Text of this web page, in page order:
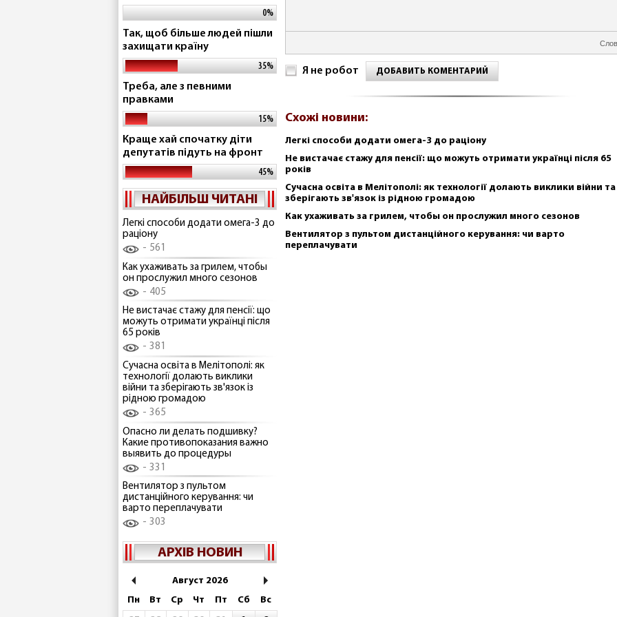
0%
Так, щоб більше людей пішли
захищати країну
35%
Треба, але з певними
правками
15%
Краще хай спочатку діти
депутатів підуть на фронт
45%
НАЙБІЛЬШ ЧИТАНІ
Легкі способи додати омега-3 до
раціону
561
Как ухаживать за грилем, чтобы
он прослужил много сезонов
405
Не вистачає стажу для пенсії: що
можуть отримати українці після
65 років
381
Сучасна освіта в Мелітополі: як
технології долають виклики
війни та зберігають зв'язок із
рідною громадою
365
Опасно ли делать подшивку?
Какие противопоказания важно
выявить до процедуры
331
Вентилятор з пультом
дистанційного керування: чи
варто переплачувати
303
АРХІВ НОВИН
Август 2026
Пн
Вт Ср Чт Пт Сб
Вс
Я не робот ДОБАВИТЬ КОМЕНТАРИЙ
Схожі новини:
Легкі способи додати омега-3 до раціону
Не вистачає стажу для пенсії: що можуть отримати українці після 65
років
Сучасна освіта в Мелітополі: як технології долають виклики війни та
зберігають зв'язок із рідною громадою
Как ухаживать за грилем, чтобы он прослужил много сезонов
Вентилятор з пультом дистанційного керування: чи варто
переплачувати